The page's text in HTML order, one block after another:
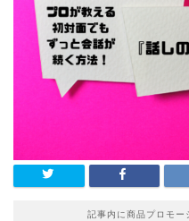
記事内に商品プロモー